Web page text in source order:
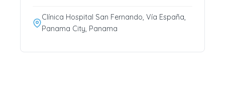
Clínica Hospital San Fernando, Vía España,
Panama City, Panama